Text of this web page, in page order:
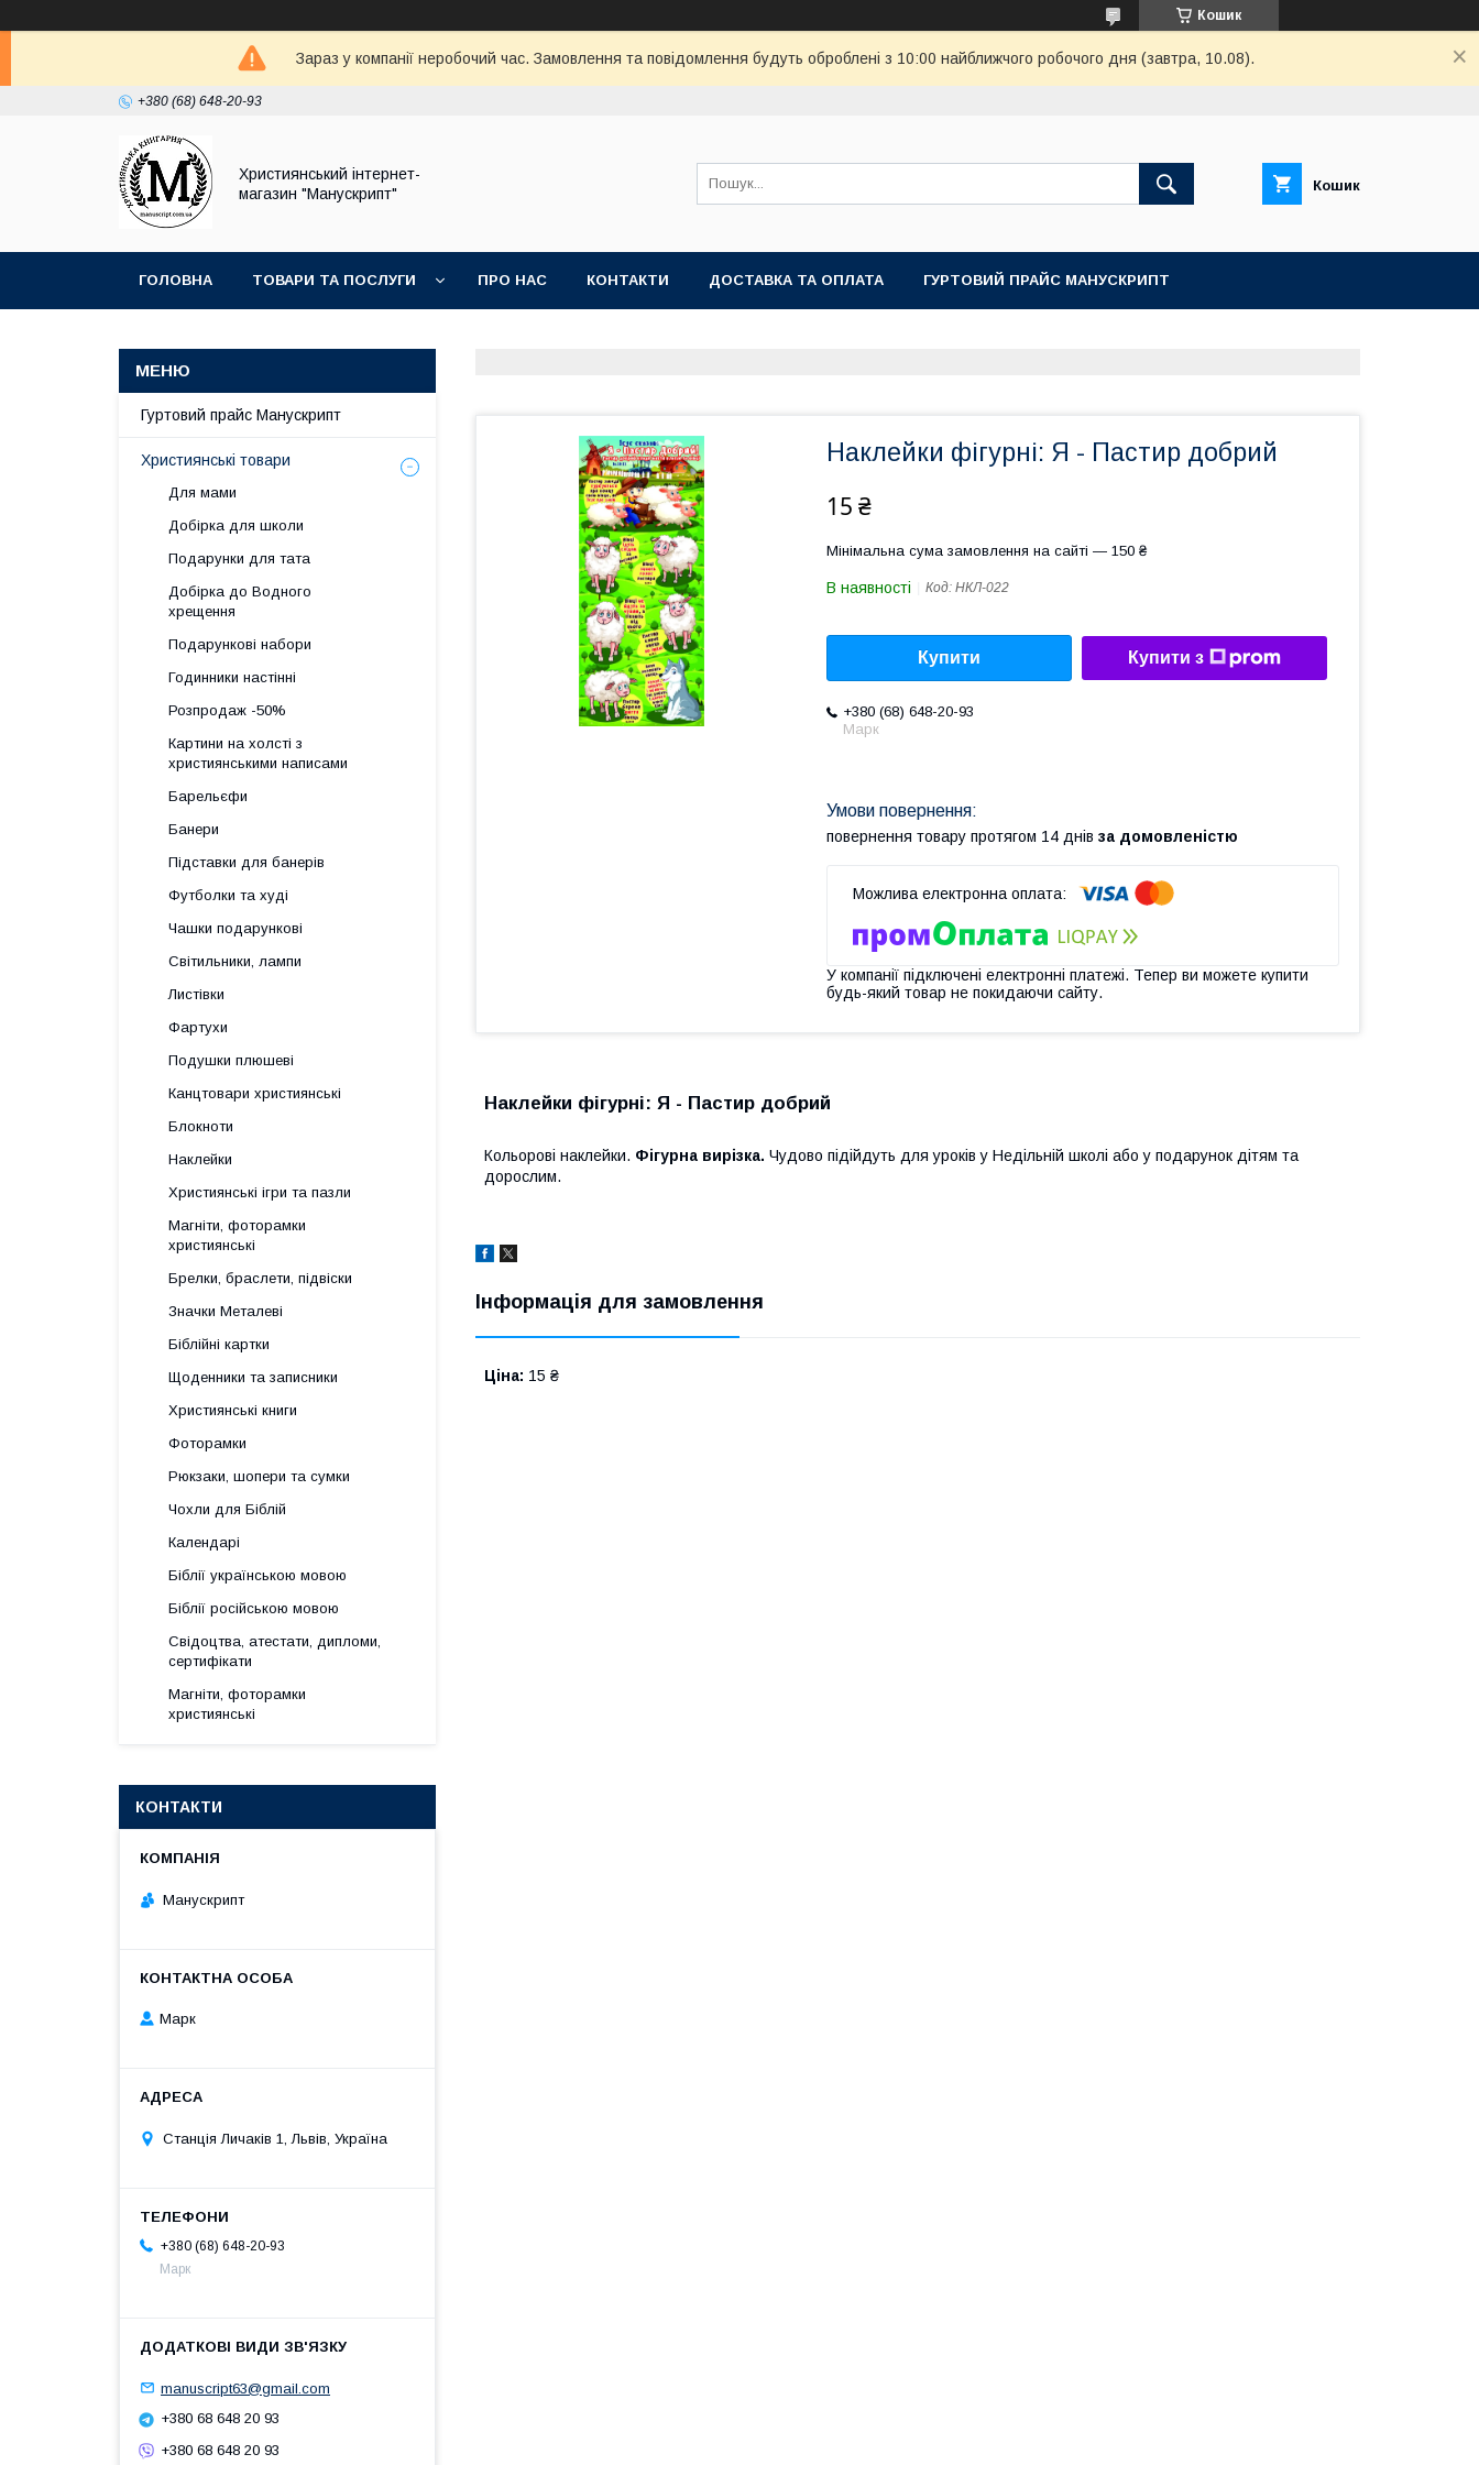
Кошик
Зараз у компанії неробочий час. Замовлення та повідомлення будуть оброблені з 10:00 найближчого робочого дня (завтра, 10.08).
+380 (68) 648-20-93
Християнський інтернет-
магазин "Манускрипт"
Кошик
ГОЛОВНА ТОВАРИ ТА ПОСЛУГИ ПРО НАС КОНТАКТИ ДОСТАВКА ТА ОПЛАТА ГУРТОВИЙ ПРАЙС МАНУСКРИПТ
Наклейки фігурні: Я - Пастир добрий
15 ₴
Мінімальна сума замовлення на сайті — 150 ₴
В наявності Код: НКЛ-022
Купити Купити з
+380 (68) 648-20-93
Марк
повернення товару протягом 14 днів за домовленістю
У компанії підключені електронні платежі. Тепер ви можете купити
будь-який товар не покидаючи сайту.
Наклейки фігурні: Я - Пастир добрий
Кольорові наклейки. Фігурна вирізка. Чудово підійдуть для уроків у Недільній школі або у подарунок дітям та
дорослим.
Інформація для замовлення
Ціна: 15 ₴
Гуртовий прайс Манускрипт
Християнські товари
Для мами
Добірка для школи
Подарунки для тата
Добірка до Водного
хрещення
Подарункові набори
Годинники настінні
Розпродаж -50%
Картини на холсті з
християнськими написами
Барельєфи
Банери
Підставки для банерів
Футболки та худі
Чашки подарункові
Світильники, лампи
Листівки
Фартухи
Подушки плюшеві
Канцтовари християнські
Блокноти
Наклейки
Християнські ігри та пазли
Магніти, фоторамки
християнські
Брелки, браслети, підвіски
Значки Металеві
Біблійні картки
Щоденники та записники
Християнські книги
Фоторамки
Рюкзаки, шопери та сумки
Чохли для Біблій
Календарі
Біблії українською мовою
Біблії російською мовою
Свідоцтва, атестати, дипломи,
сертифікати
Магніти, фоторамки
християнські
КОНТАКТИ
Манускрипт
Марк
Станція Личаків 1, Львів, Україна
+380 (68) 648-20-93
Марк
manuscript63@gmail.com
+380 68 648 20 93
+380 68 648 20 93